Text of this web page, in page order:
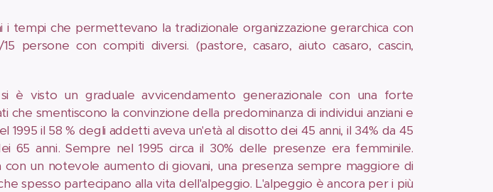
i tempi che permettevano la tradizionale organizzazione gerarchica con
persone con compiti diversi. (pastore, casaro, aiuto casaro, cascin,
è visto un graduale avvicendamento generazionale con una forte
che smentiscono la convinzione della predominanza di individui anziani e
1995 il 58 % degli addetti aveva un'età al disotto dei 45 anni, il 34% da 45
65 anni. Sempre nel 1995 circa il 30% delle presenze era femminile.
un notevole aumento di giovani, una presenza sempre maggiore di
spesso partecipano alla vita dell'alpeggio. L'alpeggio è ancora per i più